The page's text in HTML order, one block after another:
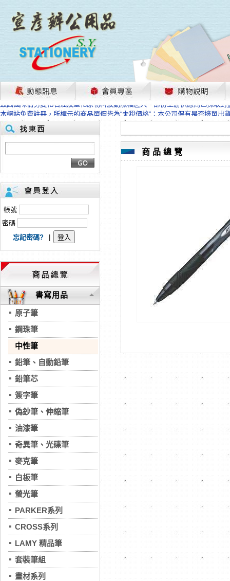
茲因國際情勢變化石油及塑化原物料波動漲幅甚大，部份上游供應商已採取
本網站免費註冊，所標示的商品單價皆為“未稅價格”；本公司保有是否接單出
HP、EPSON、CANON原廠耗材價格浮動，下單前請先跟客服人員確認最新
本網站免費註冊，所標示的商品單價皆為“未稅價格”；本公司保有是否接單出
匯款客戶請注意！因商品繁複來不及發現短缺，遂待客服人員跟您確認訂單
本網站免費註冊，所標示的商品單價皆為“未稅價格”；本公司保有是否接單出
茲因國際情勢變化石油及塑化原物料波動漲幅甚大，部份上游供應商已採取
本網站免費註冊，所標示的商品單價皆為“未稅價格”；本公司保有是否接單出
HP、EPSON、CANON原廠耗材價格浮動，下單前請先跟客服人員確認最新
本網站免費註冊，所標示的商品單價皆為“未稅價格”；本公司保有是否接單出
匯款客戶請注意！因商品繁複來不及發現短缺，遂待客服人員跟您確認訂單
本網站免費註冊，所標示的商品單價皆為“未稅價格”；本公司保有是否接單出
帳號
密碼
忘記密碼?
書寫用品
原子筆
鋼珠筆
中性筆
鉛筆、自動鉛筆
鉛筆芯
簽字筆
偽鈔筆、伸縮筆
油漆筆
奇異筆、光碟筆
麥克筆
白板筆
螢光筆
PARKER系列
CROSS系列
LAMY 精品筆
套裝筆組
畫材系列
商品總覽